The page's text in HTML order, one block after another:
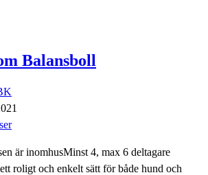
Balansboll
är inomhusMinst 4, max 6 deltagare
roligt och enkelt sätt för både hund och